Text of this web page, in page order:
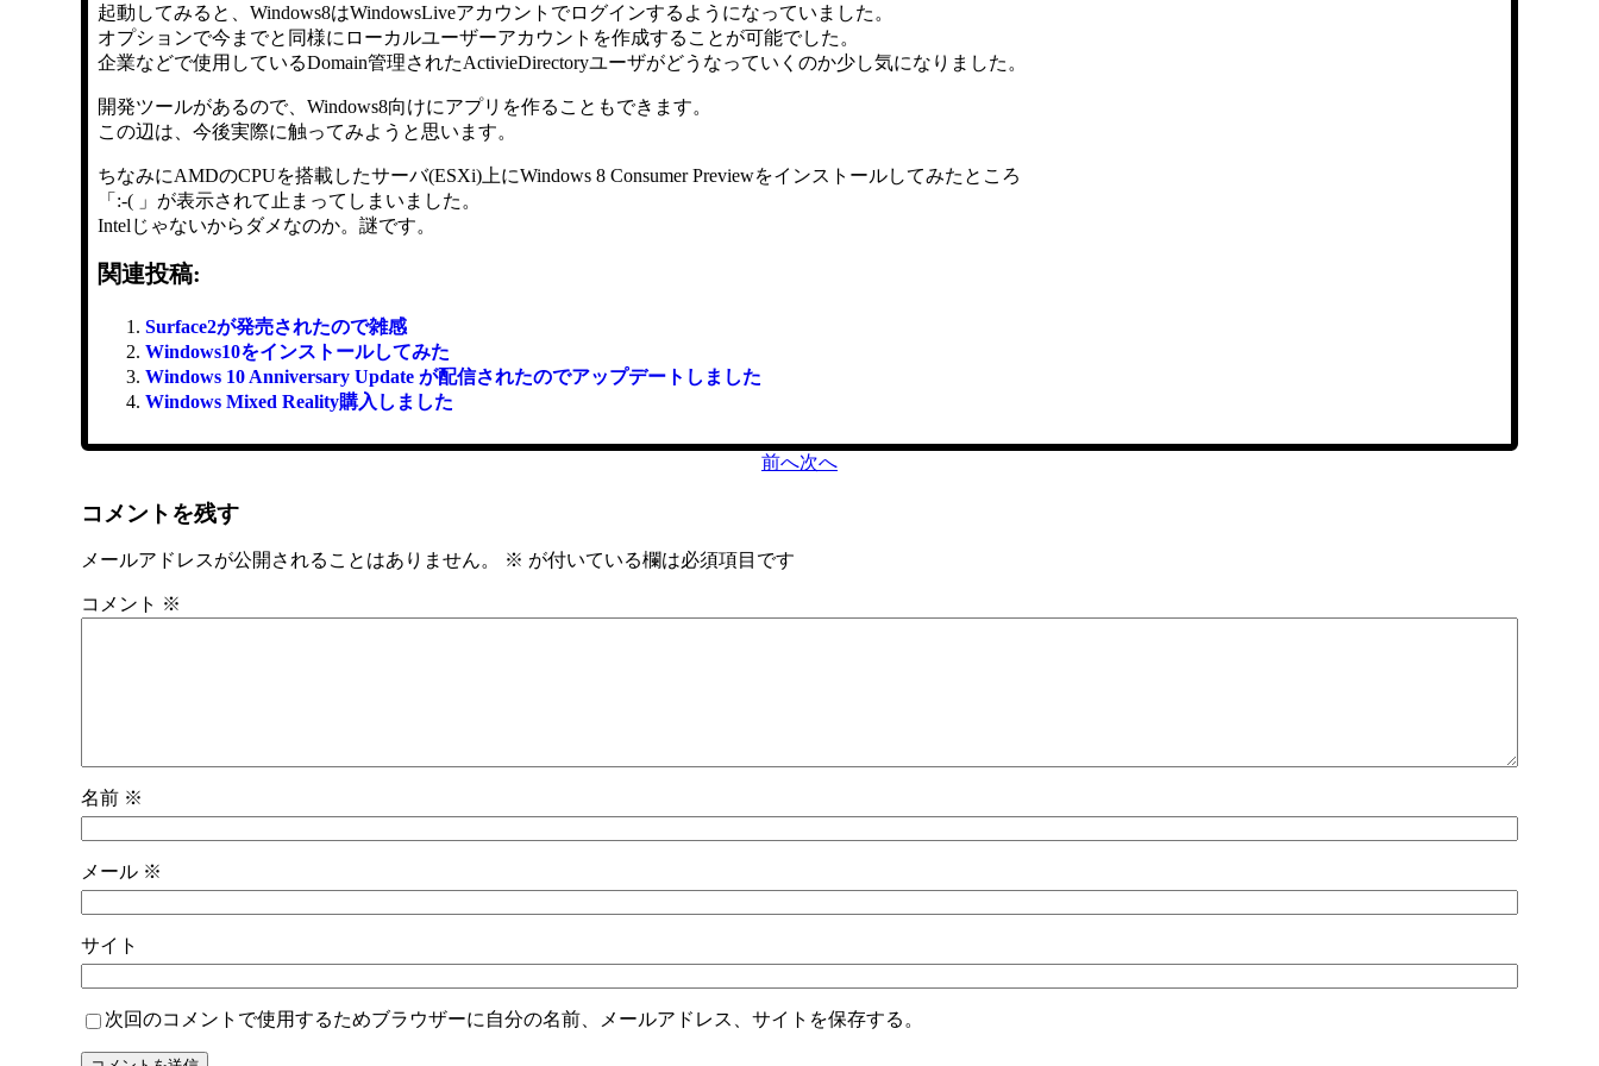
起動してみると、Windows8はWindowsLiveアカウントでログインするようになっていました。
オプションで今までと同様にローカルユーザーアカウントを作成することが可能でした。
企業などで使用しているDomain管理されたActivieDirectoryユーザがどうなっていくのか少し気になりました。
開発ツールがあるので、Windows8向けにアプリを作ることもできます。
この辺は、今後実際に触ってみようと思います。
ちなみにAMDのCPUを搭載したサーバ(ESXi)上にWindows 8 Consumer Previewをインストールしてみたところ
「:-( 」が表示されて止まってしまいました。
Intelじゃないからダメなのか。謎です。
関連投稿:
Surface2が発売されたので雑感
Windows10をインストールしてみた
Windows 10 Anniversary Update が配信されたのでアップデートしました
Windows Mixed Reality購入しました
前へ次へ
コメントを残す
メールアドレスが公開されることはありません。 ※ が付いている欄は必須項目です
コメント ※
名前 ※
メール ※
サイト
次回のコメントで使用するためブラウザーに自分の名前、メールアドレス、サイトを保存する。